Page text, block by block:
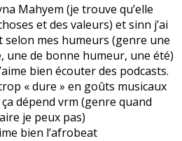
Mahyem (je trouve qu’elle
et des valeurs) et sinn j’ai
selon mes humeurs (genre une
une de bonne humeur, une été)
bien écouter des podcasts.
« dure » en goûts musicaux
dépend vrm (genre quand
je peux pas)
bien l’afrobeat